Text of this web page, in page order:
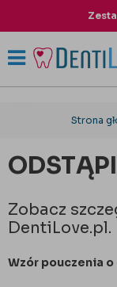
Strona
Zobacz
DentiLove.pl.
Wzór pouczenia